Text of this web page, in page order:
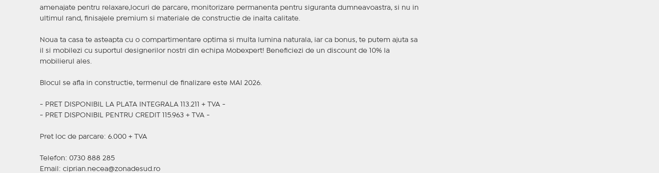
amenajate pentru relaxare,locuri de parcare, monitorizare permanenta pentru siguranta dumneavoastra, si nu in
ultimul rand, finisajele premium si materiale de constructie de inalta calitate.
Noua ta casa te asteapta cu o compartimentare optima si multa lumina naturala, iar ca bonus, te putem ajuta sa
il si mobilezi cu suportul designerilor nostri din echipa Mobexpert! Beneficiezi de un discount de 10% la
mobilierul ales.
Blocul se afla in constructie, termenul de finalizare este MAI 2026.
- PRET DISPONIBIL LA PLATA INTEGRALA 113.211 + TVA -
- PRET DISPONIBIL PENTRU CREDIT 115.963 + TVA -
Pret loc de parcare: 6.000 + TVA
Telefon: 0730 888 285
Email: ciprian.necea@zonadesud.ro